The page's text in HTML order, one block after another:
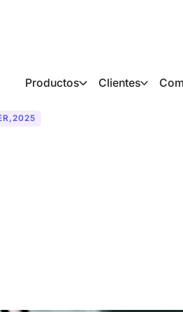
Productos Clientes
,2025